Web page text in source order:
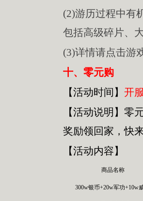
(2)游历过程中有
包括高级碎片、
(3)详情请点击游
十、零元购
【活动时间】 开
【活动说明 】 零
奖励领回家，快
【活动内容】
商品名称
300w银币+20w军功+10w